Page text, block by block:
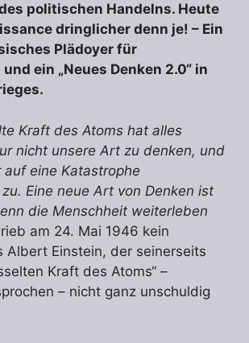
politischen Handelns. Heute
dringlicher denn je! – Ein
Plädoyer für
ein „Neues Denken 2.0“ in
Kraft des Atoms hat alles
nicht unsere Art zu denken, und
eine Katastrophe
Eine neue Art von Denken ist
die Menschheit weiterleben
am 24. Mai 1946 kein
Albert Einstein, der seinerseits
Kraft des Atoms“ –
– nicht ganz unschuldig